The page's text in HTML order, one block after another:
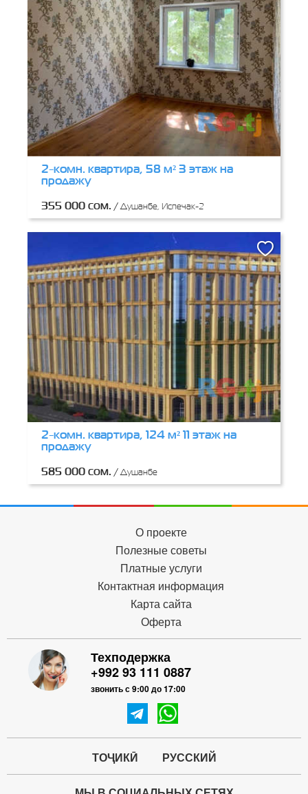
2-комн. квартира, 58 м² 3 этаж на
продажу
355 000 сом. / Душанбе, Испечак-2
2-комн. квартира, 124 м² 11 этаж на
продажу
585 000 сом. / Душанбе
О проекте
Полезные советы
Платные услуги
Контактная информация
Карта сайта
Оферта
Техподержка
+992 93 111 0887
звонить с 9:00 до 17:00
ТОҶИКӢ РУССКИЙ